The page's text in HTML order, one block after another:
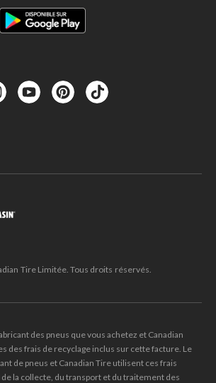
Tire Limitée. Tous droits réservés.
des pneus que vous achetez et Canadian
des frais de recyclage inclus sur cette facture. Le
de pneus et Canadian Tire utilisent ces frais
la collecte, du transport et du traitement des